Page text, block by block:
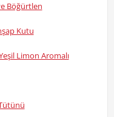
Böğürtlen
Kutu
Limon Aromalı